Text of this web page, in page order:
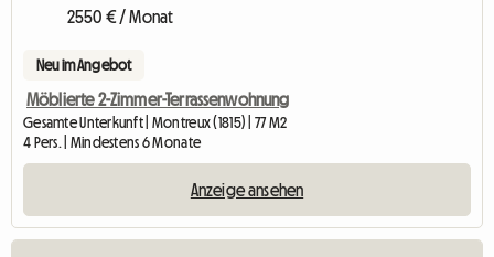
2550 € / Monat
Neu im Angebot
Möblierte 2-Zimmer-Terrassenwohnung
Gesamte Unterkunft | Montreux (1815) | 77 M2
4 Pers. | Mindestens 6 Monate
Anzeige ansehen